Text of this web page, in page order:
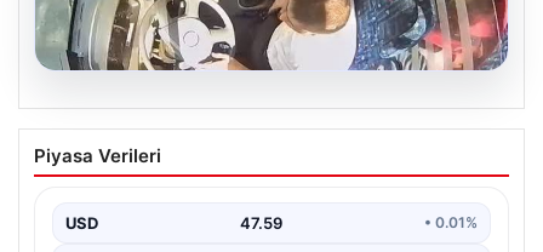
Trabzon’da Otobüste Fenalaşan
Yolcuya Şoförün Hızlı Müdahalesi
yaşındaki yolcu Hasan Öner’in hayatı, şoför Sinan
Erdoğan’ın…
Piyasa Verileri
USD 47.59 • 0.01%